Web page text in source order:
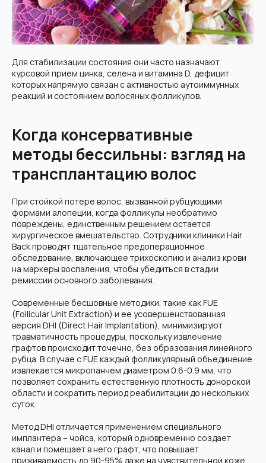
Для стабилизации состояния они часто назначают
курсовой прием цинка, селена и витамина D, дефицит
которых напрямую связан с активностью аутоиммунных
реакций и состоянием волосяных фолликулов.
Когда консервативные
методы бессильны: взгляд на
трансплантацию волос
При стойкой потере волос, вызванной рубцующими
формами алопеции, когда фолликулы необратимо
повреждены, единственным решением остается
хирургическое вмешательство. Сотрудники клиники Hair
Back проводят тщательное предоперационное
обследование, включающее трихоскопию и анализ крови
на маркеры воспаления, чтобы убедиться в стадии
ремиссии основного заболевания.
Современные бесшовные методики, такие как FUE
(Follicular Unit Extraction) и ее усовершенствованная
версия DHI (Direct Hair Implantation), минимизируют
травматичность процедуры, поскольку извлечение
графтов происходит точечно, без образования линейного
рубца. В случае с FUE каждый фолликулярный объединение
извлекается микропанчем диаметром 0.6-0.9 мм, что
позволяет сохранить естественную плотность донорской
области и сократить период реабилитации до нескольких
суток.
Метод DHI отличается применением специального
имплантера – чойса, который одновременно создает
канал и помещает в него графт, что повышает
приживаемость до 90-95% даже на чувствительной коже.